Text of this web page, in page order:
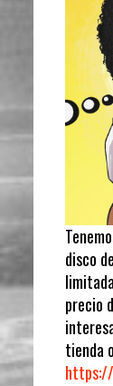
disco
precio
tienda